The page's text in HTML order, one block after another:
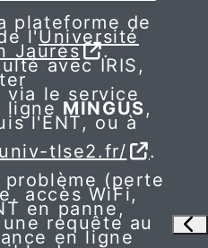
plateforme de
l'Université
Jaurès .
avec IRIS,
via le service
ligne MINGUS,
l'ENT, ou à
tlse2.fr/
.
(perte
accès WiFi,
en panne,
requête au
en ligne